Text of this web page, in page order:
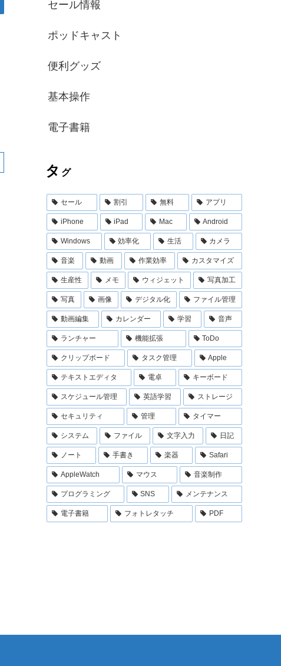
セール情報
ポッドキャスト
便利グッズ
基本操作
電子書籍
タ グ
セール 割引 無料 アプリ
iPhone iPad Mac Android
Windows 効率化 生活 カメラ
音楽 動画 作業効率 カスタマイズ
生産性 メモ ウィジェット 写真加工
写真 画像 デジタル化 ファイル管理
動画編集 カレンダー 学習 音声
ランチャー 機能拡張 ToDo
クリップボード タスク管理 Apple
テキストエディタ 電卓 キーボード
スケジュール管理 英語学習 ストレージ
セキュリティ 管理 タイマー
システム ファイル 文字入力 日記
ノート 手書き 楽器 Safari
AppleWatch マウス 音楽制作
プログラミング SNS メンテナンス
電子書籍 フォトレタッチ PDF